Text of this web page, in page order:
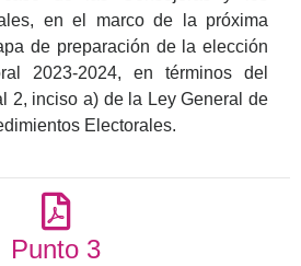
en el marco de la próxima
de preparación de la elección
2023-2024, en términos del
2, inciso a) de la Ley General de
Electorales.
Punto 3